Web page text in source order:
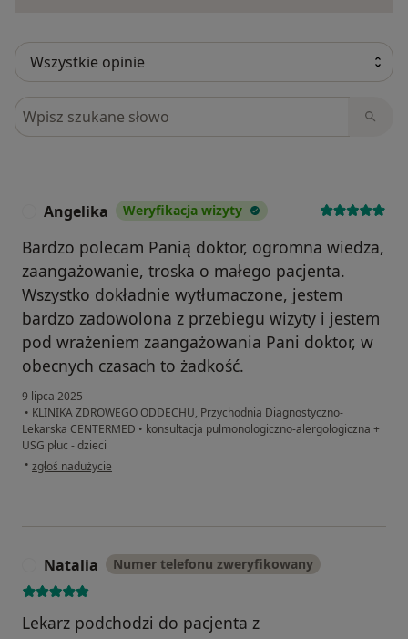
Szukaj w opiniach
Angelika Weryfikacja wizyty
Bardzo polecam Panią doktor, ogromna wiedza,
zaangażowanie, troska o małego pacjenta.
Wszystko dokładnie wytłumaczone, jestem
bardzo zadowolona z przebiegu wizyty i jestem
pod wrażeniem zaangażowania Pani doktor, w
obecnych czasach to żadkość.
9 lipca 2025
• KLINIKA ZDROWEGO ODDECHU, Przychodnia Diagnostyczno-
Lekarska CENTERMED • konsultacja pulmonologiczno-alergologiczna +
USG płuc - dzieci
• w opinii użytkownika Angelika
zgłoś nadużycie
Natalia Numer telefonu zweryfikowany
Lekarz podchodzi do pacjenta z